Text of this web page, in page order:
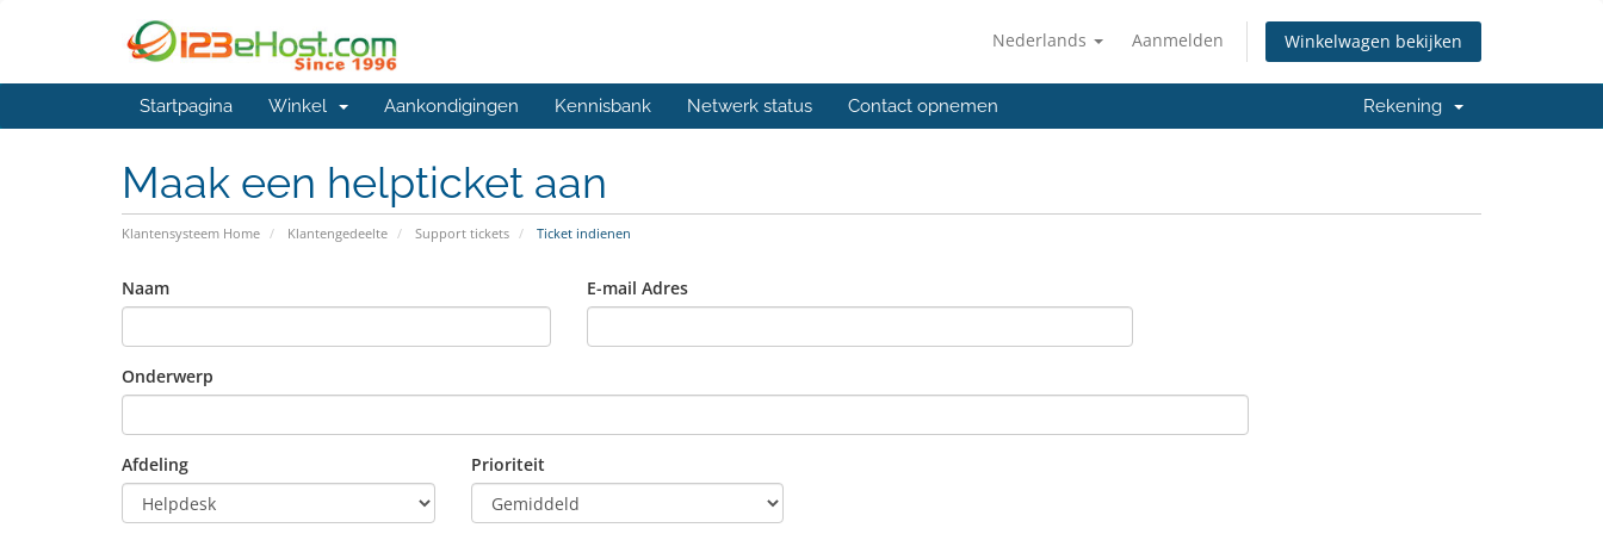
Nederlands Aanmelden Winkelwagen bekijken
Startpagina Winkel Aankondigingen Kennisbank Netwerk status Contact opnemen Rekening
Maak een helpticket aan
Klantensysteem Home Klantengedeelte Support tickets Ticket indienen
Naam E-mail Adres
Onderwerp
Afdeling Prioriteit